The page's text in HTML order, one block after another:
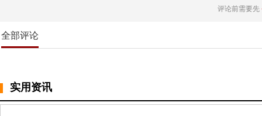
评论前需要先
全部评论
实用资讯